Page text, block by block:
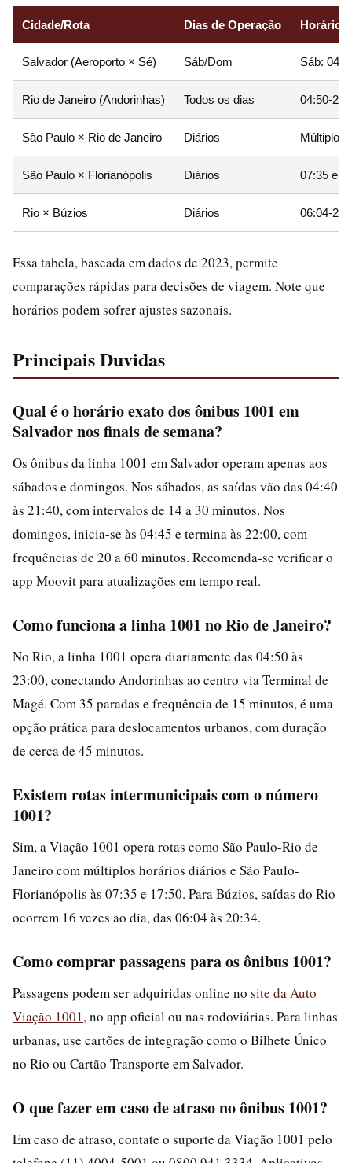
Cidade/Rota Dias de Operação Horário
Salvador (Aeroporto × Sé) Sáb/Dom Sáb:
Rio de Janeiro (Andorinhas) Todos os dias 04:50-
São Paulo × Rio de Janeiro Diários Múltiplos
São Paulo × Florianópolis Diários 07:35 e
Rio × Búzios Diários 06:04-
Essa tabela, baseada em dados de 2023, permite
comparações rápidas para decisões de viagem. Note que
horários podem sofrer ajustes sazonais.
Principais Duvidas
Qual é o horário exato dos ônibus 1001 em
Salvador nos finais de semana?
Os ônibus da linha 1001 em Salvador operam apenas aos
sábados e domingos. Nos sábados, as saídas vão das 04:40
às 21:40, com intervalos de 14 a 30 minutos. Nos
domingos, inicia-se às 04:45 e termina às 22:00, com
frequências de 20 a 60 minutos. Recomenda-se verificar o
app Moovit para atualizações em tempo real.
Como funciona a linha 1001 no Rio de Janeiro?
No Rio, a linha 1001 opera diariamente das 04:50 às
23:00, conectando Andorinhas ao centro via Terminal de
Magé. Com 35 paradas e frequência de 15 minutos, é uma
opção prática para deslocamentos urbanos, com duração
de cerca de 45 minutos.
Existem rotas intermunicipais com o número
1001?
Sim, a Viação 1001 opera rotas como São Paulo-Rio de
Janeiro com múltiplos horários diários e São Paulo-
Florianópolis às 07:35 e 17:50. Para Búzios, saídas do Rio
ocorrem 16 vezes ao dia, das 06:04 às 20:34.
Como comprar passagens para os ônibus 1001?
Passagens podem ser adquiridas online no site da Auto
Viação 1001, no app oficial ou nas rodoviárias. Para linhas
urbanas, use cartões de integração como o Bilhete Único
no Rio ou Cartão Transporte em Salvador.
O que fazer em caso de atraso no ônibus 1001?
Em caso de atraso, contate o suporte da Viação 1001 pelo